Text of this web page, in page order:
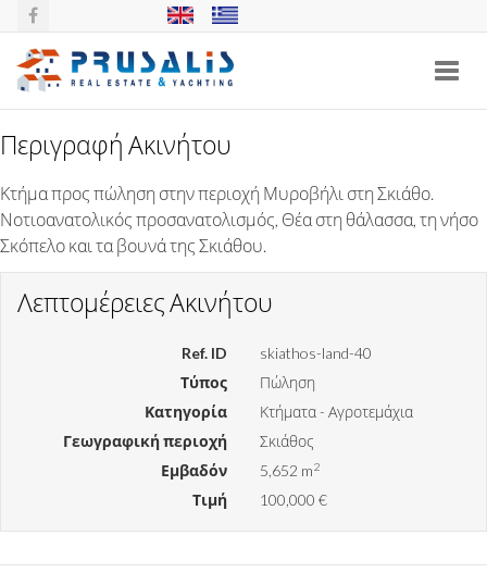
ΚΤΉΜΑ ΣΤΟ ΜΥΡΟΒΉΛΙ, ΣΚΙΆΘΟΣ
Περιγραφή Ακινήτου
Κτήμα προς πώληση στην περιοχή Μυροβήλι στη Σκιάθο.
Νοτιοανατολικός προσανατολισμός, Θέα στη θάλασσα, τη νήσο
Σκόπελο και τα βουνά της Σκιάθου.
Λεπτομέρειες Ακινήτου
Ref. ID
skiathos-land-40
Τύπος
Πώληση
Κατηγορία
Κτήματα - Αγροτεμάχια
Γεωγραφική περιοχή
Σκιάθος
Εμβαδόν
5,652 m2
Τιμή 100,000 €